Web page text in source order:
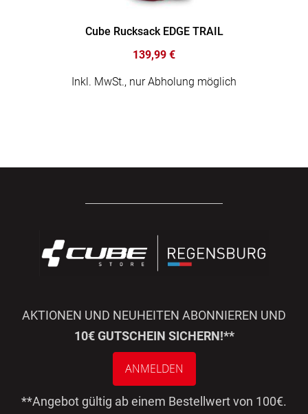
Cube Rucksack EDGE TRAIL
139,99 €
Inkl. MwSt., nur Abholung möglich
AKTIONEN UND NEUHEITEN ABONNIEREN UND
10€ GUTSCHEIN SICHERN!**
ANMELDEN
**Angebot gültig ab einem Bestellwert von 100€.